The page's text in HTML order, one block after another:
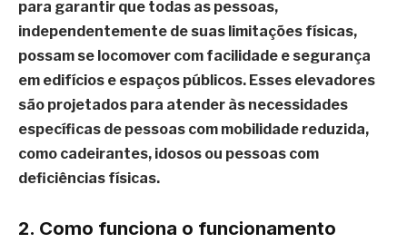
para garantir que todas as pessoas,
independentemente de suas limitações físicas,
possam se locomover com facilidade e segurança
em edifícios e espaços públicos. Esses elevadores
são projetados para atender às necessidades
específicas de pessoas com mobilidade reduzida,
como cadeirantes, idosos ou pessoas com
deficiências físicas.
2. Como funciona o funcionamento